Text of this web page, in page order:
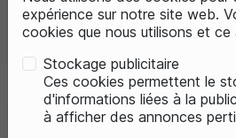
expérience sur notre site web.
cookies que nous utilisons et ce
Stockage publicitaire
Ces cookies permettent le
d'informations liées à la
à afficher des annonces
Total produits
Accueil Marques